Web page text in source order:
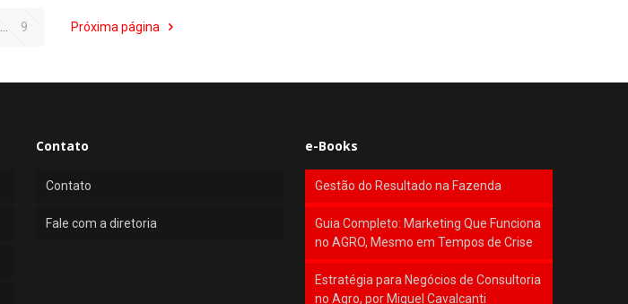
... 9 Próxima página
Contato
Contato
Fale com a diretoria
e-Books
Gestão do Resultado na Fazenda
Guia Completo: Marketing Que Funciona
no AGRO, Mesmo em Tempos de Crise
Estratégia para Negócios de Consultoria
no Agro, por Miguel Cavalcanti